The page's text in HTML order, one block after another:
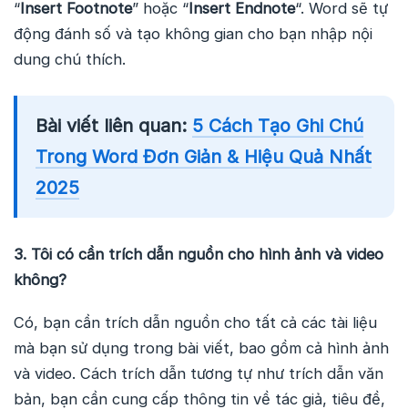
“Insert Footnote” hoặc “Insert Endnote“. Word sẽ tự
động đánh số và tạo không gian cho bạn nhập nội
dung chú thích.
Bài viết liên quan: 5 Cách Tạo Ghi Chú
Trong Word Đơn Giản & Hiệu Quả Nhất
2025
3. Tôi có cần trích dẫn nguồn cho hình ảnh và video
không?
Có, bạn cần trích dẫn nguồn cho tất cả các tài liệu
mà bạn sử dụng trong bài viết, bao gồm cả hình ảnh
và video. Cách trích dẫn tương tự như trích dẫn văn
bản, bạn cần cung cấp thông tin về tác giả, tiêu đề,